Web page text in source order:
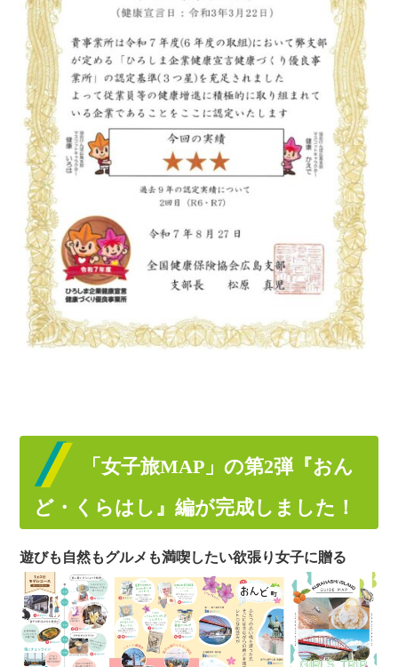
「女子旅MAP」の第2弾『おん
ど・くらはし』編が完成しました！
遊びも自然もグルメも満喫したい欲張り女子に贈る